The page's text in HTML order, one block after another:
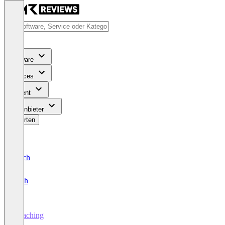
Software
Services
Content
Für Anbieter
Bewerten
Deutsch
English
Coaching